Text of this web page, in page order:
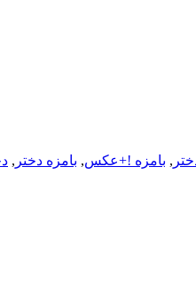
, بامزه !+عکس, بامزه دختر ,